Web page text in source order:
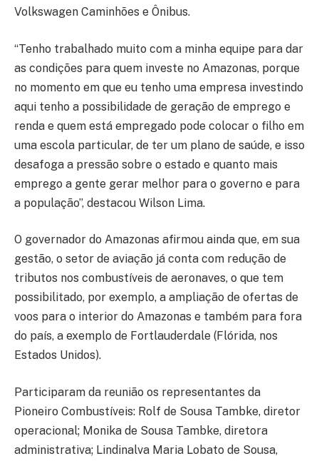
Volkswagen Caminhões e Ônibus.
“Tenho trabalhado muito com a minha equipe para dar
as condições para quem investe no Amazonas, porque
no momento em que eu tenho uma empresa investindo
aqui tenho a possibilidade de geração de emprego e
renda e quem está empregado pode colocar o filho em
uma escola particular, de ter um plano de saúde, e isso
desafoga a pressão sobre o estado e quanto mais
emprego a gente gerar melhor para o governo e para
a população”, destacou Wilson Lima.
O governador do Amazonas afirmou ainda que, em sua
gestão, o setor de aviação já conta com redução de
tributos nos combustíveis de aeronaves, o que tem
possibilitado, por exemplo, a ampliação de ofertas de
voos para o interior do Amazonas e também para fora
do país, a exemplo de Fortlauderdale (Flórida, nos
Estados Unidos).
Participaram da reunião os representantes da
Pioneiro Combustíveis: Rolf de Sousa Tambke, diretor
operacional; Monika de Sousa Tambke, diretora
administrativa; Lindinalva Maria Lobato de Sousa,